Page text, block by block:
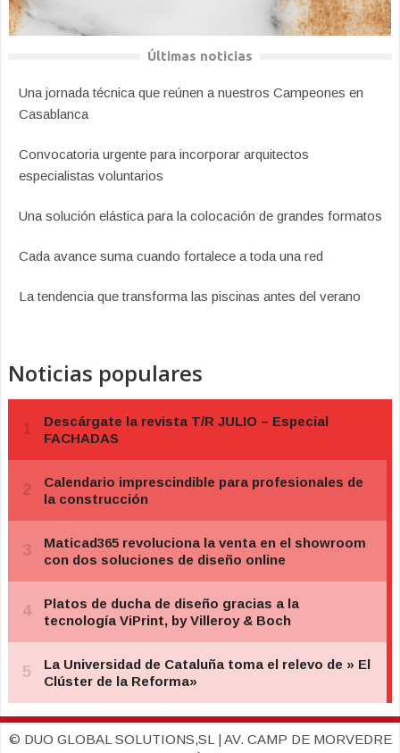
Últimas noticias
Una jornada técnica que reúnen a nuestros Campeones en
Casablanca
Convocatoria urgente para incorporar arquitectos
especialistas voluntarios
Una solución elástica para la colocación de grandes formatos
Cada avance suma cuando fortalece a toda una red
La tendencia que transforma las piscinas antes del verano
Noticias populares
© DUO GLOBAL SOLUTIONS,SL | AV. CAMP DE MORVEDRE